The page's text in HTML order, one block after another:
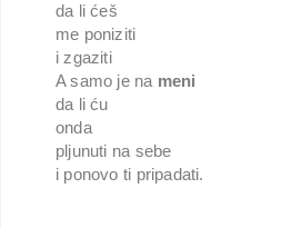
da li ćeš
me poniziti
i zgaziti
A samo je na meni
da li ću
onda
pljunuti na sebe
i ponovo ti pripadati.